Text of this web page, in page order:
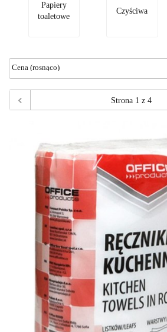
Papiery
toaletowe
Czyściwa